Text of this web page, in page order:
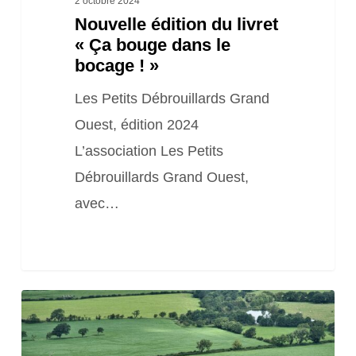
Nouvelle édition du livret
« Ça bouge dans le
bocage ! »
Les Petits Débrouillards Grand
Ouest, édition 2024
L’association Les Petits
Débrouillards Grand Ouest,
avec…
Plaquettes
de